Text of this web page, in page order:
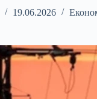
19.06.2026